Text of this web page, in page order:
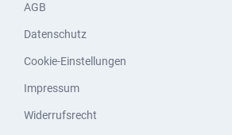
AGB
Datenschutz
Cookie-Einstellungen
Impressum
Widerrufsrecht